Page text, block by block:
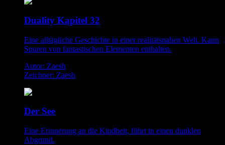
Duality Kapitel 32
Eine alltägliche Geschichte in einer realitätsnahen Welt. Kann
Spuren von fantastischen Elementen enthalten.
Autor: Zaesh
Zeichner: Zaesh
Der See
Eine Erinnerung an die Kindheit, führt in einen dunklen
Abgrund.